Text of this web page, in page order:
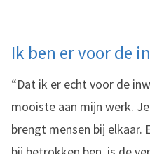
Ik ben er voor de
“Dat ik er echt voor de
mooiste aan mijn werk.
brengt mensen bij elkaar.